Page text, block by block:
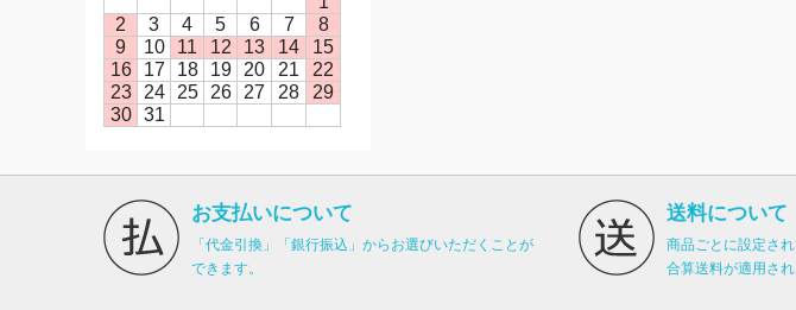
2
3 4 5 6 7
8
9
10 11 12 13 14
15
16
17 18 19 20 21
22
23
24 25 26 27 28
29
30
31
お支払いについて
「代金引換」「銀行振込」からお選びいただくことが
できます。
送料について
商品ごとに設定さ
合算送料が適用され